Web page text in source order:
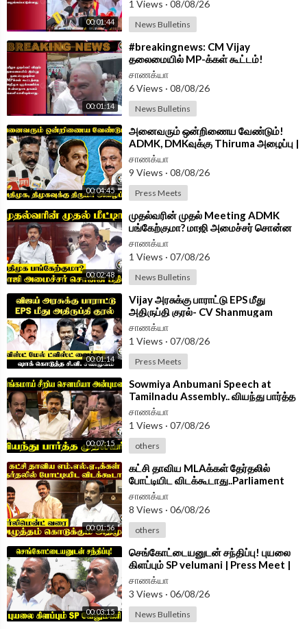
chanakyaa_tv/?hl=en
Android App -https://play.google.com/store/....apps/details?id=
00:01:44
1 Views · 08/08/26
News Bulletins
00:01:14
⁣#breakingnews: CM Vijay
தலைமையில் MP-க்கள் கூட்டம்!
புறக்கணிக்கிறதா ADMK?
சாணக்யா
6 Views · 08/08/26
News Bulletins
00:04:45
⁣அனைவரும் ஒன்றிணைய வேண்டும்!
ADMK, DMKவுக்கு Thiruma அழைப்பு |
VCK
சாணக்யா
9 Views · 08/08/26
Press Meets
00:02:48
⁣முதல்வரின் முதல் Meeting ADMK
பங்கேற்குமா? மாஜி அமைச்சர் சொன்ன
பதில் | osmanikandan pressmeet
சாணக்யா
1 Views · 07/08/26
News Bulletins
00:01:14
⁣Vijay அரசுக்கு பாராட்டு EPS மீது
அதிருப்தி குரல்- CV Shanmugam
PressMeet | ADMK | TVK |
சாணக்யா
1 Views · 07/08/26
Press Meets
00:07:15
⁣Sowmiya Anbumani Speech at
Tamilnadu Assembly.. வியந்து பார்த்த
CM Vijay | PMK | TVK
சாணக்யா
1 Views · 07/08/26
others
00:01:56
⁣கட்சி தாவிய MLAக்கள் தேர்தலில்
போட்டியிட விடக்கூடாது..Parliament
வரை..அழுத்தம் கொடுக்கும் ADMK
சாணக்யா
8 Views · 06/08/26
others
00:03:15
⁣செங்கோட்டையனுடன் சந்திப்பு! புயலை
கிளப்பும் SP velumani | Press Meet |
ADMK
சாணக்யா
3 Views · 06/08/26
News Bulletins